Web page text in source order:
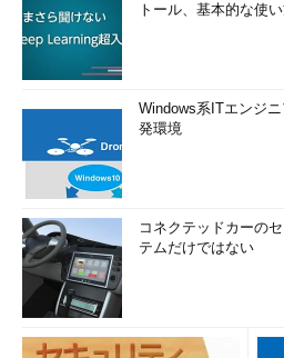
トール、基本的な使
Windows系ITエンジ
発環境
コネクテッドカーの
テムだけではない